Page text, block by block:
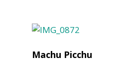
Machu Picchu